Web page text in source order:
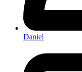
Daniel